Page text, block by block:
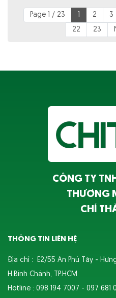
Page 1 / 23 1 2 3
22
23
CÔNG TY
THƯƠNG
CHÍ
THÔNG TIN LIÊN HỆ
Địa chỉ : E2/55 An Phú Tây -
H.Bình Chánh, TP.HCM
Hotline : 098 194 7007 - 097 681